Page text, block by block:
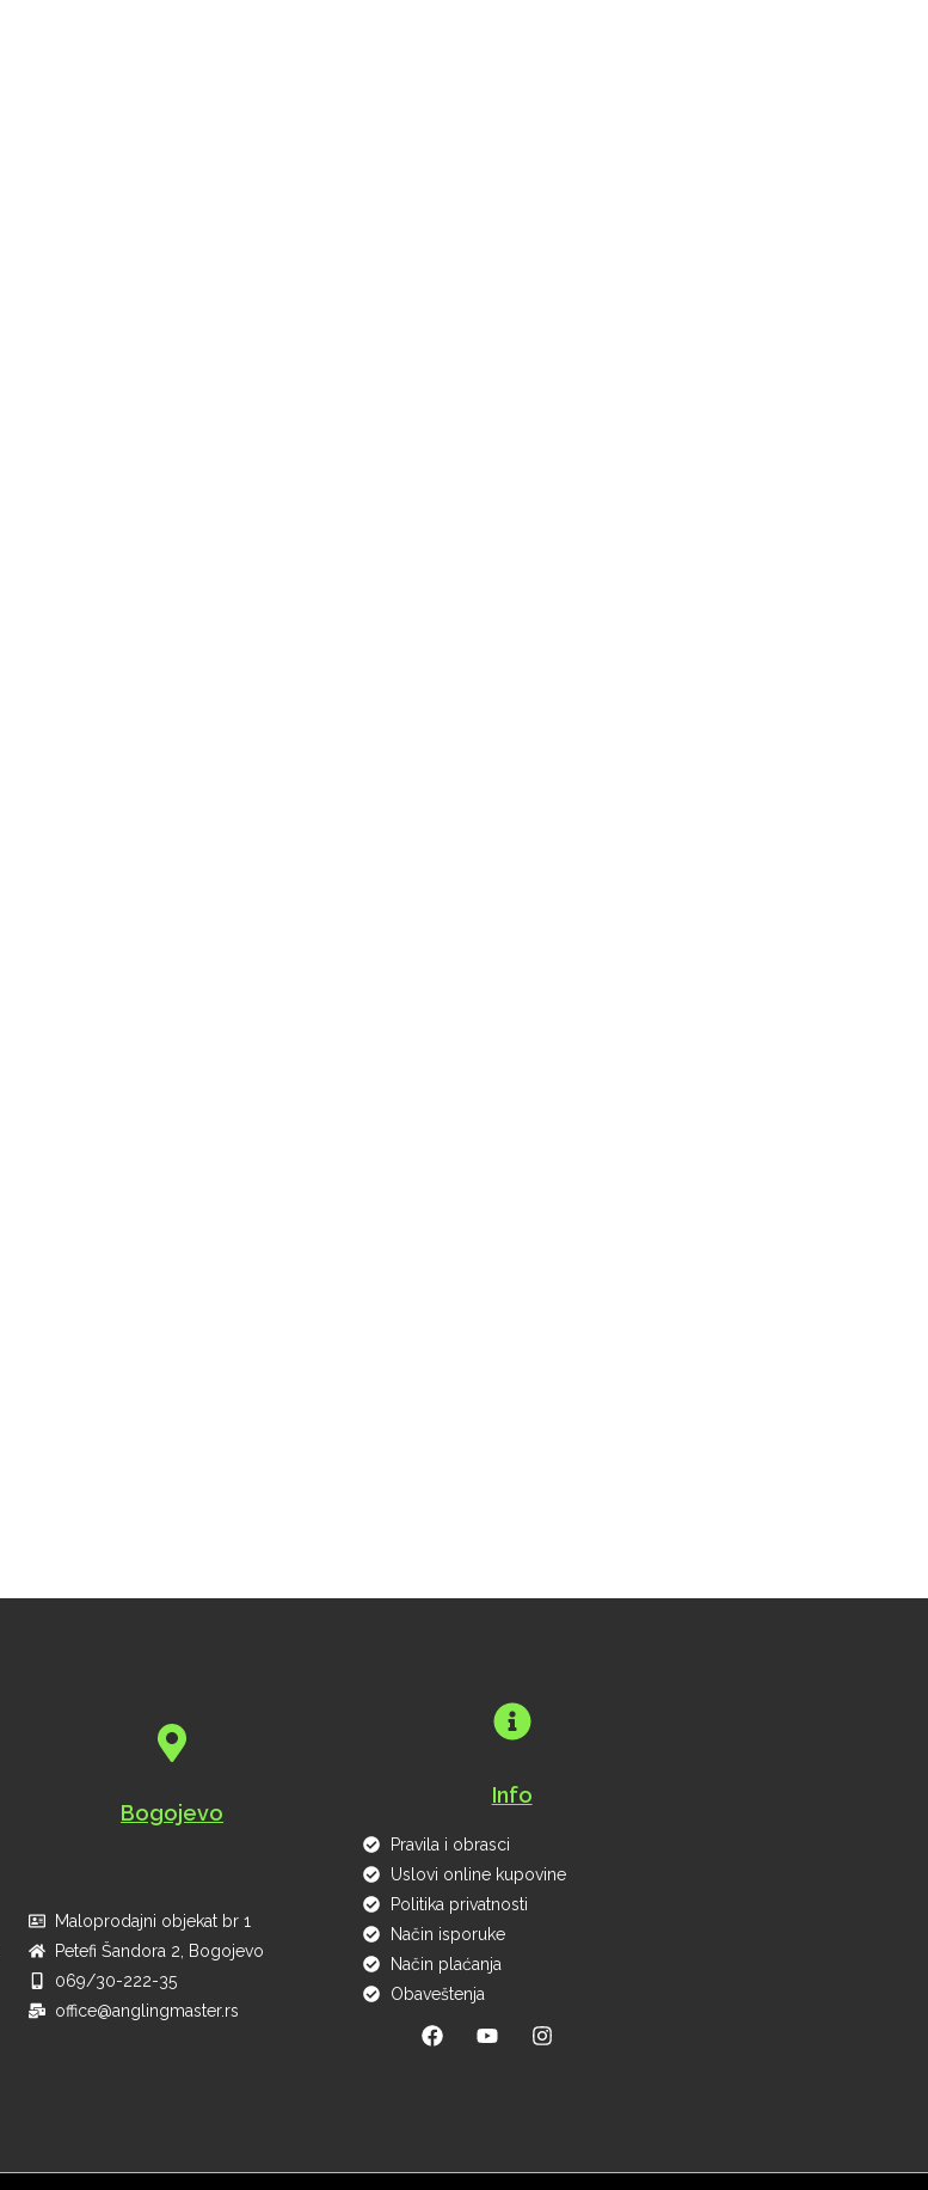
Bogojevo
Maloprodajni objekat br 1
Petefi Šandora 2, Bogojevo
069/30-222-35
office@anglingmaster.rs
Info
Pravila i obrasci
Uslovi online kupovine
Politika privatnosti
Način isporuke
Način plaćanja
Obaveštenja